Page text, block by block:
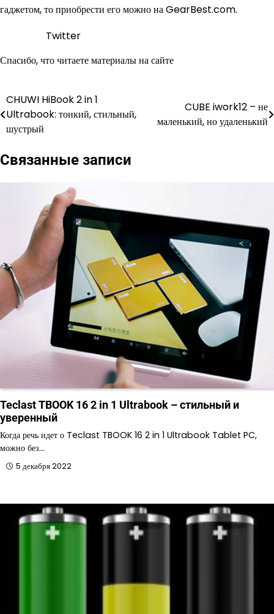
гаджетом, то приобрести его можно на GearBest.com.
Twitter
Спасибо, что читаете материалы на сайте
Навигация
по
CHUWI HiBook 2 in 1
Ultrabook: тонкий, стильный,
шустрый
CUBE iwork12 – не
маленький, но удаленький
Связанные записи
Teclast TBOOK 16 2 in 1 Ultrabook – стильный и
уверенный
Когда речь идет о Teclast TBOOK 16 2 in 1 Ultrabook Tablet PC,
можно без…
5 декабря 2022